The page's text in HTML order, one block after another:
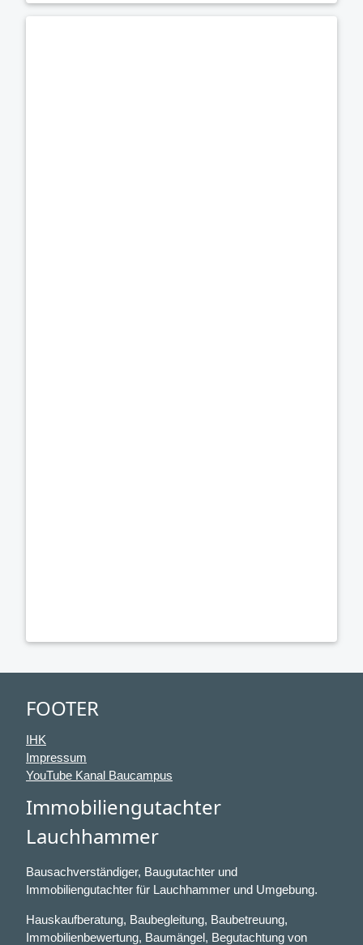
FOOTER
IHK
Impressum
YouTube Kanal Baucampus
Immobiliengutachter
Lauchhammer
Bausachverständiger, Baugutachter und
Immobiliengutachter für Lauchhammer und Umgebung.
Hauskaufberatung, Baubegleitung, Baubetreuung,
Immobilienbewertung, Baumängel, Begutachtung von